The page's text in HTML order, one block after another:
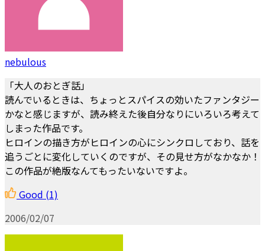
nebulous
「大人のおとぎ話」
読んでいるときは、ちょっとスパイスの効いたファンタジー
かなと感じますが、読み終えた後自分なりにいろいろ考えて
しまった作品です。
ヒロインの描き方がヒロインの心にシンクロしており、話を
追うごとに変化していくのですが、その見せ方がなかなか！
この作品が絶版なんてもったいないですよ。
Good (1)
2006/02/07